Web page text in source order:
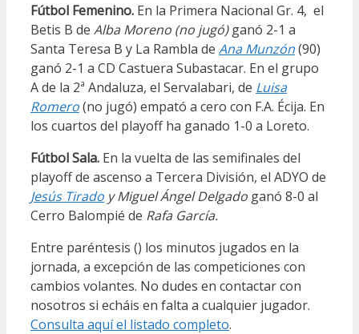
Fútbol Femenino. En la Primera Nacional Gr. 4, el
Betis B de Alba Moreno (no jugó)ganó 2-1 a
Santa Teresa B y La Rambla de Ana Munzón(90)
ganó 2-1 a CD Castuera Subastacar. En el grupo
A de la 2ª Andaluza, el Servalabari, de Luisa
Romero(no jugó) empató a cero con F.A. Écija. En
los cuartos del playoff ha ganado 1-0 a Loreto.
Fútbol Sala. En la vuelta de las semifinales del
playoff de ascenso a Tercera División, el ADYO de
Jesús Tirado y Miguel Ángel Delgado ganó 8-0 al
Cerro Balompié de Rafa García.
Entre paréntesis () los minutos jugados en la
jornada, a excepción de las competiciones con
cambios volantes. No dudes en contactar con
nosotros si echáis en falta a cualquier jugador.
Consulta aquí el listado completo.